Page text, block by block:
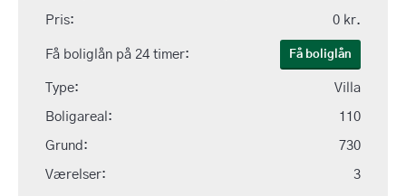
Pris: 0 kr.
Få boliglån på 24 timer: Få boliglån
Type: Villa
Boligareal: 110
Grund: 730
Værelser: 3